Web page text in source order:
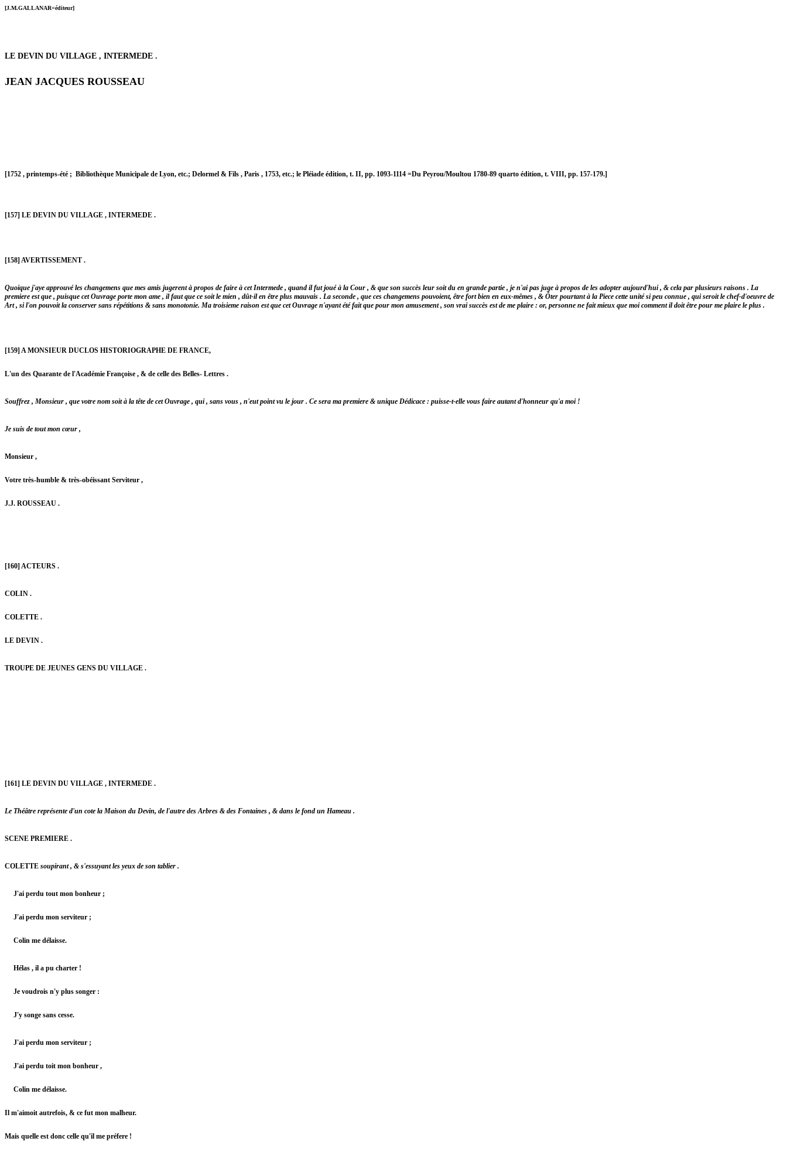
[J.M.GALLANAR=éditeur]
LE DEVIN DU VILLAGE , INTERMEDE .
JEAN JACQUES ROUSSEAU
[1752 , printemps-été ; Bibliothèque Municipale de Lyon, etc.; Delormel & Fils , Paris , 1753, etc.; le Pléiade édition, t. II, pp. 1093-1114 =Du Peyrou/Moultou 1780-89 quarto édition, t. VIII, pp. 157-179.]
[157] LE DEVIN DU VILLAGE , INTERMEDE .
[158] AVERTISSEMENT .
Quoique j'aye approuvé les changemens que mes amis jugerent à propos de faire à cet Intermede , quand il fut joué à la Cour , & que son succès leur soit du en grande partie , je n'ai pas juge à propos de les adopter aujourd'hui , & cela par plusieurs raisons . La
premiere est que , puisque cet Ouvrage porte mon ame , il faut que ce soit le mien , dût-il en être plus mauvais . La seconde , que ces changemens pouvoient, être fort bien en eux-mêmes , & Ôter pourtant à la Piece cette unité si peu connue , qui seroit le chef-d'oeuvre de
Art , si l'on pouvoit la conserver sans répétitions & sans monotonie. Ma troisieme raison est que cet Ouvrage n'ayant été fait que pour mon amusement , son vrai succès est de me plaire : or, personne ne fait mieux que moi comment il doit être pour me plaire le plus .
[159] A MONSIEUR DUCLOS HISTORIOGRAPHE DE FRANCE,
L'un des Quarante de l'Académie Françoise , & de celle des Belles- Lettres .
Souffrez , Monsieur , que votre nom soit à la tête de cet Ouvrage , qui , sans vous , n'eut point vu le jour . Ce sera ma premiere & unique Dédicace : puisse-t-elle vous faire autant d'honneur qu'a moi !
Je suis de tout mon cœur ,
Monsieur ,
Votre très-humble & très-obéissant Serviteur ,
J.J. ROUSSEAU .
[160] ACTEURS .
COLIN .
COLETTE .
LE DEVIN .
TROUPE DE JEUNES GENS DU VILLAGE .
[161] LE DEVIN DU VILLAGE , INTERMEDE .
Le Théâtre représente d'un cote la Maison du Devin, de l'autre des Arbres & des Fontaines , & dans le fond un Hameau .
SCENE PREMIERE .
COLETTE soupirant , & s'essuyant les yeux de son tablier .
J'ai perdu tout mon bonheur ;
J'ai perdu mon serviteur ;
Colin me délaisse.
Hélas , il a pu charter !
Je voudrois n'y plus songer :
J'y songe sans cesse.
J'ai perdu mon serviteur ;
J'ai perdu toit mon bonheur ,
Colin me délaisse.
Il m'aimoit autrefois, & ce fut mon malheur.
Mais quelle est donc celle qu'il me préfere !